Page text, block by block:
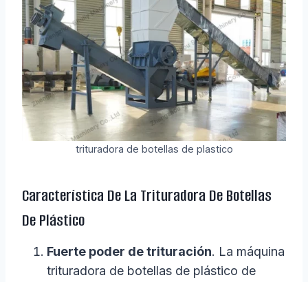
trituradora de botellas de plastico
Característica De La Trituradora De Botellas
De Plástico
Fuerte poder de trituración. La máquina
trituradora de botellas de plástico de